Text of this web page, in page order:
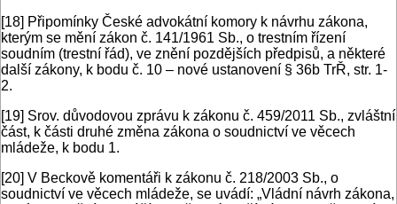
[18] Připomínky České advokátní komory k návrhu zákona,
kterým se mění zákon č. 141/1961 Sb., o trestním řízení
soudním (trestní řád), ve znění pozdějších předpisů, a některé
další zákony, k bodu č. 10 – nové ustanovení § 36b TrŘ, str. 1-
2.
[19] Srov. důvodovou zprávu k zákonu č. 459/2011 Sb., zvláštní
část, k části druhé změna zákona o soudnictví ve věcech
mládeže, k bodu 1.
[20] V Beckově komentáři k zákonu č. 218/2003 Sb., o
soudnictví ve věcech mládeže, se uvádí: „Vládní návrh zákona,